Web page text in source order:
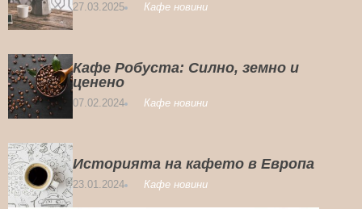
27.03.2025 Кафе новини
Кафе Робуста: Силно, земно и
ценено
07.02.2024 Кафе новини
Историята на кафето в Европа
23.01.2024 Кафе новини